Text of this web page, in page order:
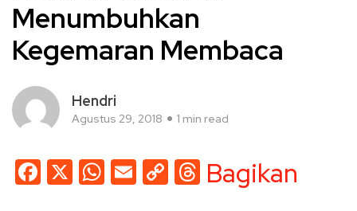
Menumbuhkan
Kegemaran Membaca
Hendri
Agustus 29, 2018 1 min read
Facebook
X WhatsApp
EmailCopyThreads
Bagikan